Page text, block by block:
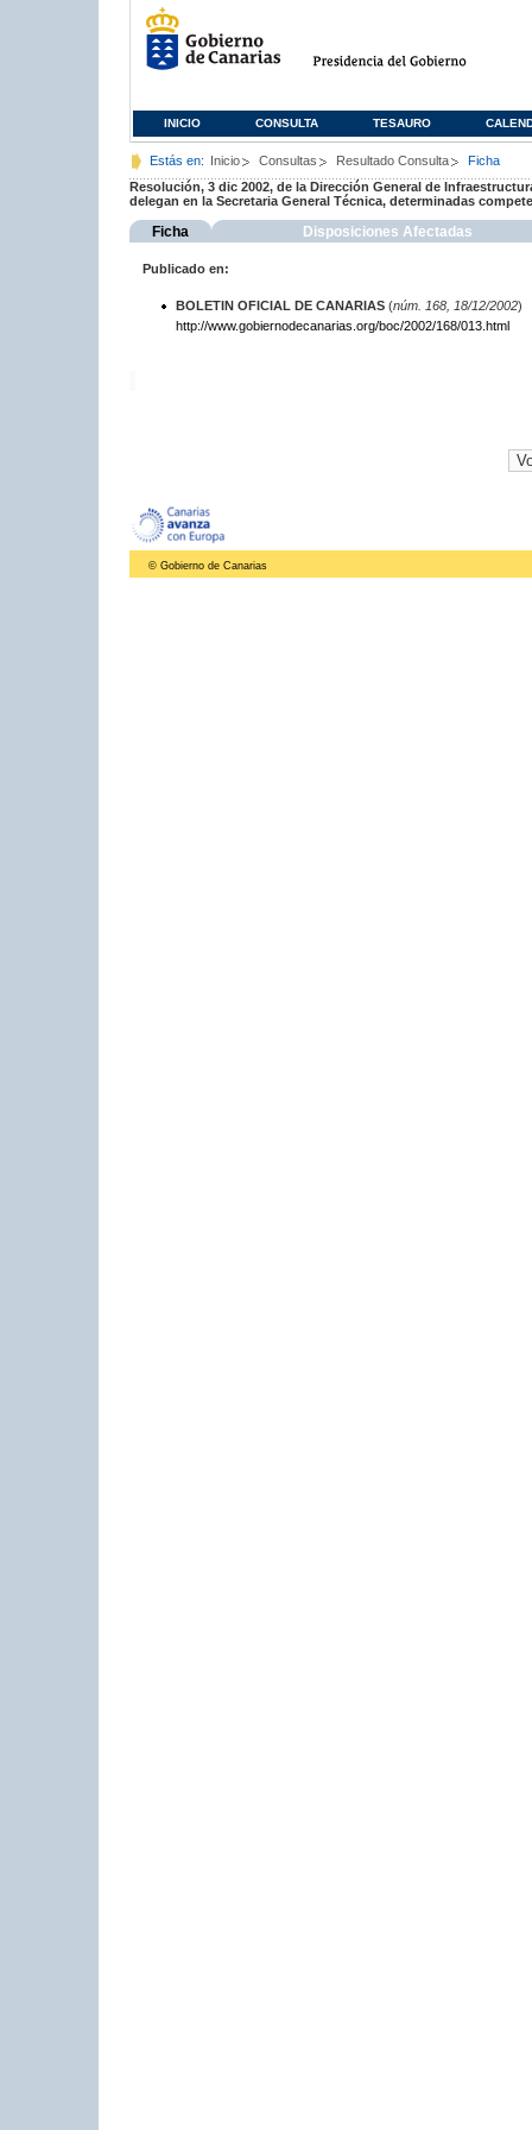
INICIO CONSULTA TESAURO
Estás en: Inicio Consultas Resultado Consulta
Ficha
Resolución, 3 dic 2002, de la Dirección General de
delegan en la Secretaria General Técnica, determinadas
Ficha Disposiciones Afectadas
Publicado en:
BOLETIN OFICIAL DE CANARIAS(núm. 168, 18/12/2002)
http://www.gobiernodecanarias.org/boc/2002/168/013.html
© Gobierno de Canarias